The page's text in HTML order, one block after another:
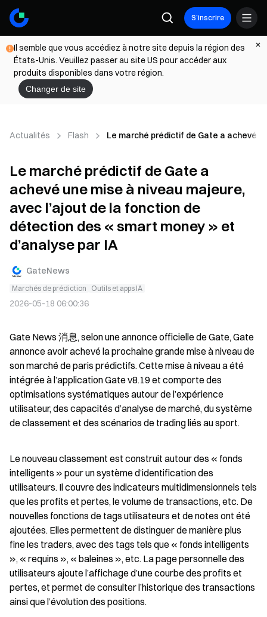
S’inscrire
Il semble que vous accédiez à notre site depuis la région des
États-Unis. Veuillez passer au site US pour accéder aux
produits disponibles dans votre région.
Changer de site
Actualités Flash Le marché prédictif de Gate a achevé
Le marché prédictif de Gate a
achevé une mise à niveau majeure,
avec l’ajout de la fonction de
détection des « smart money » et
d’analyse par IA
GateNews
Marchés de prédiction Outils et apps IA
2026-05-18 06:00:36
Gate News 消息, selon une annonce officielle de Gate, Gate
annonce avoir achevé la prochaine grande mise à niveau de
son marché de paris prédictifs. Cette mise à niveau a été
intégrée à l’application Gate v8.19 et comporte des
optimisations systématiques autour de l’expérience
utilisateur, des capacités d’analyse de marché, du système
de classement et des scénarios de trading liés au sport.
Le nouveau classement est construit autour des « fonds
intelligents » pour un système d’identification des
utilisateurs. Il couvre des indicateurs multidimensionnels tels
que les profits et pertes, le volume de transactions, etc. De
nouvelles fonctions de tags utilisateurs et de notes ont été
ajoutées. Elles permettent de distinguer de manière plus
fine les traders, avec des tags tels que « fonds intelligents
», « requins », « baleines », etc. La page personnelle des
utilisateurs ajoute l’affichage d’une courbe des profits et
pertes, et permet de consulter l’historique des transactions
ainsi que l’évolution des positions.